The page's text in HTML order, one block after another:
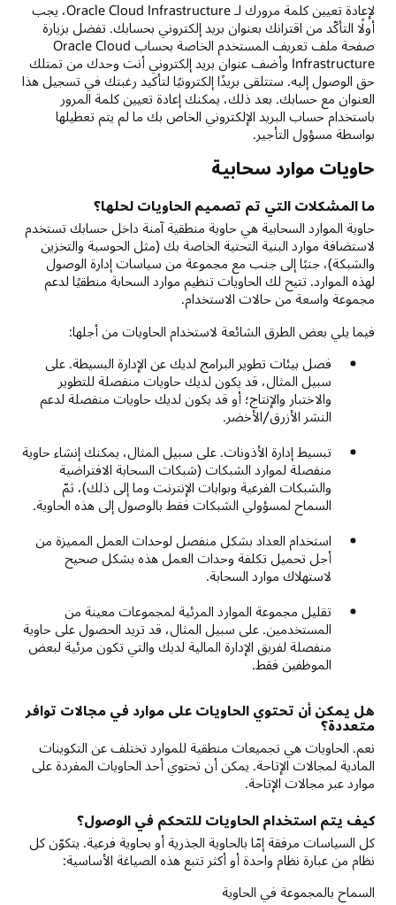
لإعادة تعيين كلمة مرورك لـ Oracle Cloud Infrastructure، يجب
أولًا التأكّد من اقترانك بعنوان بريد إلكتروني بحسابك. تفضل بزيارة
صفحة ملف تعريف المستخدم الخاصة بحساب Oracle Cloud
Infrastructure وأضف عنوان بريد إلكتروني أنت وحدك من تمتلك
حق الوصول إليه. ستتلقى بريدًا إلكترونيًا لتأكيد رغبتك في تسجيل هذا
العنوان مع حسابك. بعد ذلك، يمكنك إعادة تعيين كلمة المرور
باستخدام حساب البريد الإلكتروني الخاص بك ما لم يتم تعطيلها
بواسطة مسؤول التأجير.
حاويات موارد سحابية
ما المشكلات التي تم تصميم الحاويات لحلها؟
حاوية الموارد السحابية هي حاوية منطقية آمنة داخل حسابك تستخدم
لاستضافة موارد البنية التحتية الخاصة بك (مثل الحوسبة والتخزين
والشبكة)، جنبًا إلى جنب مع مجموعة من سياسات إدارة الوصول
لهذه الموارد. تتيح لك الحاويات تنظيم موارد السحابة منطقيًا لدعم
مجموعة واسعة من حالات الاستخدام.
فيما يلي بعض الطرق الشائعة لاستخدام الحاويات من أجلها:
فصل بيئات تطوير البرامج لديك عن الإدارة البسيطة. على
سبيل المثال، قد يكون لديك حاويات منفصلة للتطوير
والاختبار والإنتاج؛ أو قد يكون لديك حاويات منفصلة لدعم
النشر الأزرق/الأخضر.
تبسيط إدارة الأذونات. على سبيل المثال، يمكنك إنشاء حاوية
منفصلة لموارد الشبكات (شبكات السحابة الافتراضية
والشبكات الفرعية وبوابات الإنترنت وما إلى ذلك)، ثمّ
السماح لمسؤولي الشبكات فقط بالوصول إلى هذه الحاوية.
استخدام العداد بشكل منفصل لوحدات العمل المميزة من
أجل تحميل تكلفة وحدات العمل هذه بشكل صحيح
لاستهلاك موارد السحابة.
تقليل مجموعة الموارد المرئية لمجموعات معينة من
المستخدمين. على سبيل المثال، قد تريد الحصول على حاوية
منفصلة لفريق الإدارة المالية لديك والتي تكون مرئية لبعض
الموظفين فقط.
هل يمكن أن تحتوي الحاويات على موارد في مجالات توافر
متعددة؟
نعم. الحاويات هي تجميعات منطقية للموارد تختلف عن التكوينات
المادية لمجالات الإتاحة. يمكن أن تحتوي أحد الحاويات المفردة على
موارد عبر مجالات الإتاحة.
كيف يتم استخدام الحاويات للتحكم في الوصول؟
كل السياسات مرفقة إمّا بالحاوية الجذرية أو بحاوية فرعية. يتكوّن كل
نظام من عبارة نظام واحدة أو أكثر تتبع هذه الصياغة الأساسية:
السماح بالمجموعة في الحاوية